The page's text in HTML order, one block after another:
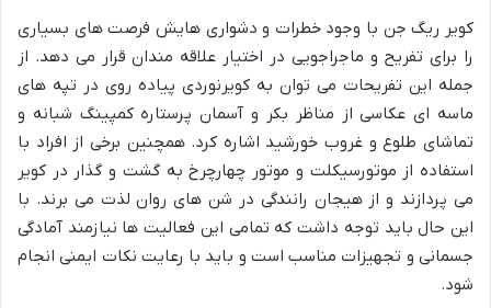
کویر ریگ جن با وجود خطرات و دشواری هایش فرصت های بسیاری
را برای تفریح و ماجراجویی در اختیار علاقه مندان قرار می دهد. از
جمله این تفریحات می توان به کویرنوردی پیاده روی در تپه های
ماسه ای عکاسی از مناظر بکر و آسمان پرستاره کمپینگ شبانه و
تماشای طلوع و غروب خورشید اشاره کرد. همچنین برخی از افراد با
استفاده از موتورسیکلت و موتور چهارچرخ به گشت و گذار در کویر
می پردازند و از هیجان رانندگی در شن های روان لذت می برند. با
این حال باید توجه داشت که تمامی این فعالیت ها نیازمند آمادگی
جسمانی و تجهیزات مناسب است و باید با رعایت نکات ایمنی انجام
شود.